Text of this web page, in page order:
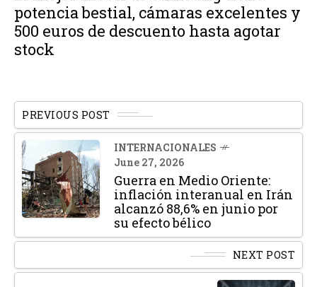
potencia bestial, cámaras excelentes y
500 euros de descuento hasta agotar
stock
PREVIOUS POST
INTERNACIONALES
June 27, 2026
Guerra en Medio Oriente:
inflación interanual en Irán
alcanzó 88,6% en junio por
su efecto bélico
NEXT POST